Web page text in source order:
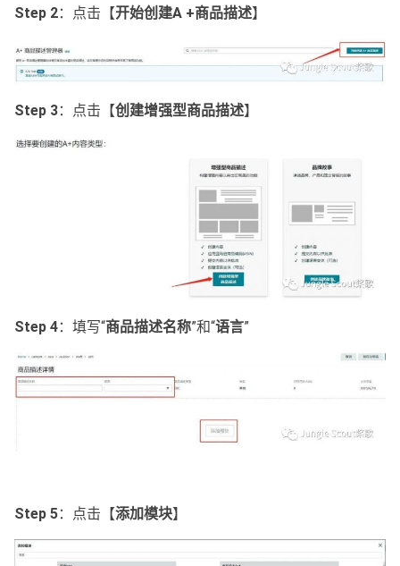
Step 2：点击【开始创建A +商品描述】
Step 3：点击【创建增强型商品描述】
Step 4：填写“商品描述名称”和“语言”
Step 5：点击【添加模块】